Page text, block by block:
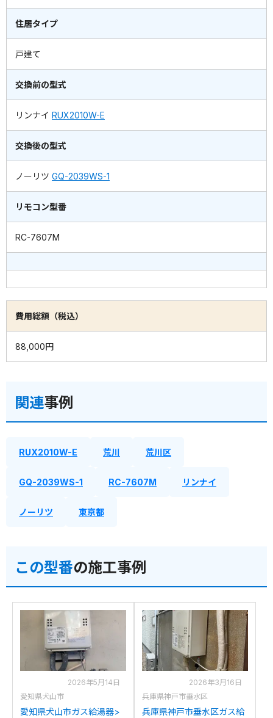
住居タイプ
戸建て
交換前の型式
リンナイ RUX2010W-E
交換後の型式
ノーリツ GQ-2039WS-1
リモコン型番
RC-7607M
費用総額（税込）
88,000円
関連事例
RUX2010W-E 荒川 荒川区
GQ-2039WS-1 RC-7607M リンナイ
ノーリツ 東京都
この型番の施工事例
2026年5月14日
愛知県犬山市
愛知県犬山市ガス給湯器>
2026年3月16日
兵庫県神戸市垂水区
兵庫県神戸市垂水区ガス給